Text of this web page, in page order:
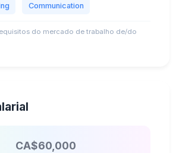
Communication
do mercado de trabalho de/do
CA$60,000